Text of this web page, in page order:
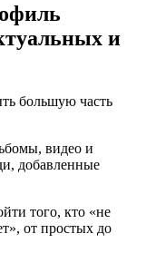
и
большую часть
видео и
добавленные
того, кто «не
от простых до